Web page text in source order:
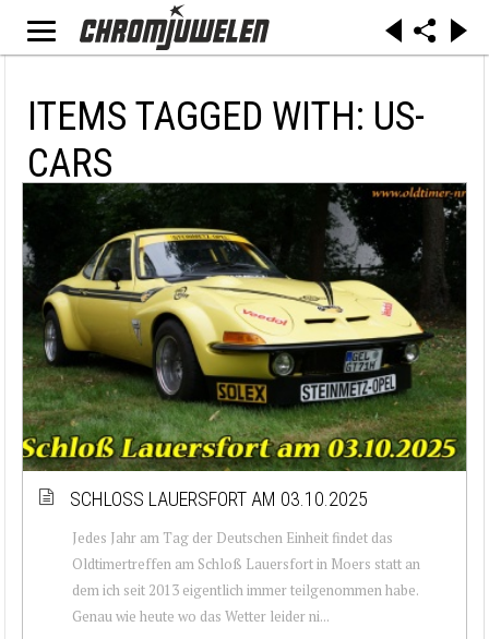
ITEMS TAGGED WITH: US-
CARS
SCHLOSS LAUERSFORT AM 03.10.2025
Jedes Jahr am Tag der Deutschen Einheit findet das
Oldtimertreffen am Schloß Lauersfort in Moers statt an
dem ich seit 2013 eigentlich immer teilgenommen habe.
Genau wie heute wo das Wetter leider ni...